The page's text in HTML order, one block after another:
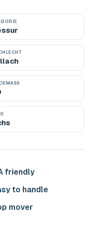
friendly
to handle
mover